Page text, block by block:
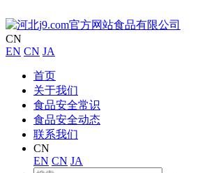
CN
EN CN JA
首页
关于我们
食品安全常识
食品安全动态
联系我们
CN
EN CN JA